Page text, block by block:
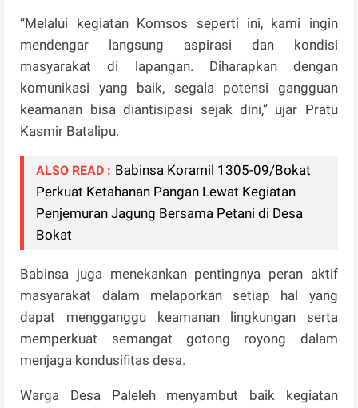
“Melalui kegiatan Komsos seperti ini, kami ingin
mendengar langsung aspirasi dan kondisi
masyarakat di lapangan. Diharapkan dengan
komunikasi yang baik, segala potensi gangguan
keamanan bisa diantisipasi sejak dini,” ujar Pratu
Kasmir Batalipu.
ALSO READ : Babinsa Koramil 1305-09/Bokat
Perkuat Ketahanan Pangan Lewat Kegiatan
Penjemuran Jagung Bersama Petani di Desa
Bokat
Babinsa juga menekankan pentingnya peran aktif
masyarakat dalam melaporkan setiap hal yang
dapat mengganggu keamanan lingkungan serta
memperkuat semangat gotong royong dalam
menjaga kondusifitas desa.
Warga Desa Paleleh menyambut baik kegiatan